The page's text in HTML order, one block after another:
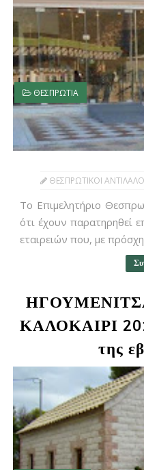
ΘΕΣΠΡΩΤΙΑ
ΘΕΣΠΡΩΤΙΚΟΙ
Το Επιμελητήριο
ότι έχουν παρατηρηθεί
εταιρειών που, με
ΚΑΛΟΚΑΙΡΙ
της